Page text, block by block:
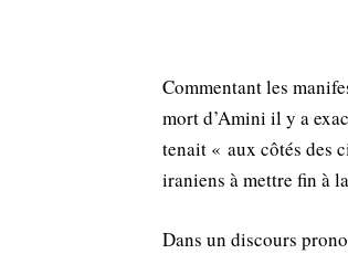
Commentant les
mort d’Amini il y a
tenait « aux côtés des
iraniens à mettre fin à
Dans un discours